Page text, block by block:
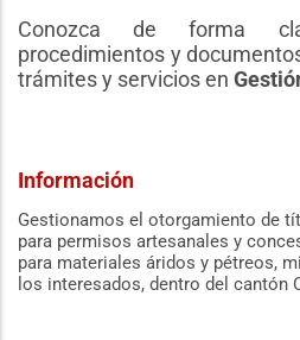
Conozca de forma
procedimientos y
trámites y servicios en
Información
Gestionamos el otorgamiento de
para permisos artesanales y
para materiales áridos y pétreos,
los interesados, dentro del cantón